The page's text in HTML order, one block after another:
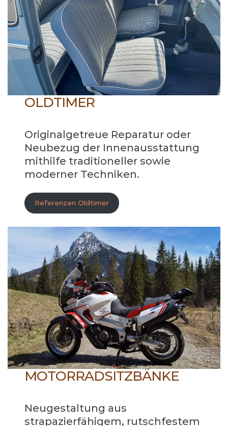
OLDTIMER
Originalgetreue Reparatur oder
Neubezug der Innenausstattung
mithilfe traditioneller sowie
moderner Techniken.
Referenzen Oldtimer
MOTORRADSITZBÄNKE
Neugestaltung aus
strapazierfähigem, rutschfestem